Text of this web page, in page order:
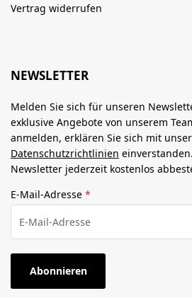
Vertrag widerrufen
NEWSLETTER
Melden Sie sich für unseren
exklusive Angebote von unserem
anmelden, erklären Sie sich mit
Datenschutzrichtlinien
Newsletter jederzeit kostenlos
E-Mail-Adresse *
Abonnieren